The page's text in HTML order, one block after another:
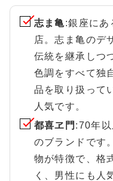
志ま亀:銀座にあ
店。志ま亀のデ
伝統を継承しつ
色調をすべて独
品を取り扱って
人気です。
都喜ヱ門 :70年
のブランドです
物が特徴で、格
く、男性にも人